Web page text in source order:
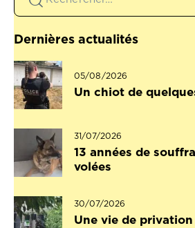
Dernières actualités
05/08/2026
Un chiot de
31/07/2026
13 années de
volées
30/07/2026
Une vie de